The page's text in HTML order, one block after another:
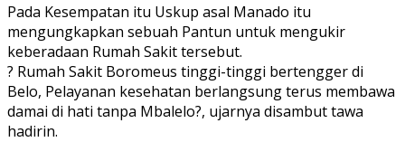
Pada Kesempatan itu Uskup asal Manado itu
mengungkapkan sebuah Pantun untuk mengukir
keberadaan Rumah Sakit tersebut.
? Rumah Sakit Boromeus tinggi-tinggi bertengger di
Belo, Pelayanan kesehatan berlangsung terus membawa
damai di hati tanpa Mbalelo?, ujarnya disambut tawa
hadirin.